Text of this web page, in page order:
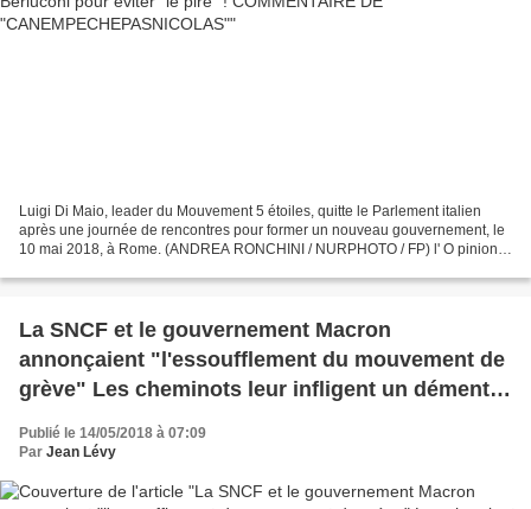
Luigi Di Maio, leader du Mouvement 5 étoiles, quitte le Parlement italien
après une journée de rencontres pour former un nouveau gouvernement, le
10 mai 2018, à Rome. (ANDREA RONCHINI / NURPHOTO / FP) l' O pinion
La SNCF et le gouvernement Macron
annonçaient "l'essoufflement du mouvement de
grève" Les cheminots leur infligent un démenti
en cette 18ème journée d'action !
Publié le 14/05/2018 à 07:09
Par Jean Lévy